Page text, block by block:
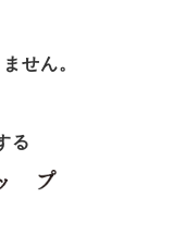
せん。
る